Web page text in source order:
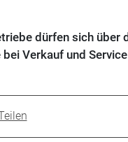
dürfen sich über
Verkauf und